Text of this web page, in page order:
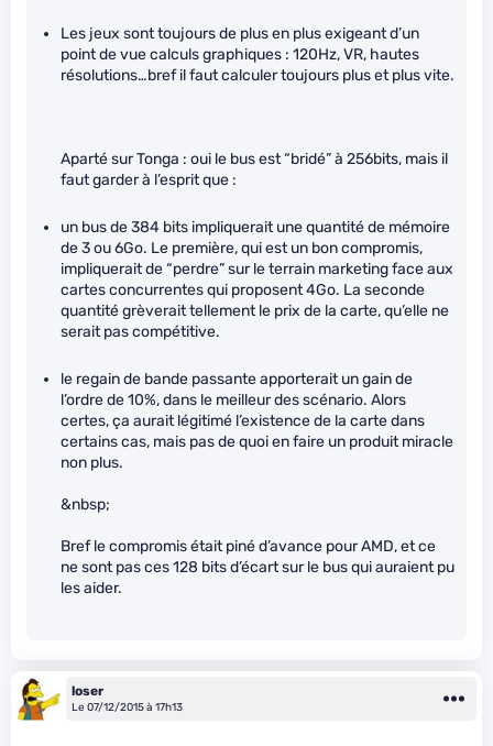
Les jeux sont toujours de plus en plus exigeant d’un
point de vue calculs graphiques : 120Hz, VR, hautes
résolutions…bref il faut calculer toujours plus et plus vite.
Aparté sur Tonga : oui le bus est “bridé” à 256bits, mais il
faut garder à l’esprit que :
un bus de 384 bits impliquerait une quantité de mémoire
de 3 ou 6Go. Le première, qui est un bon compromis,
impliquerait de “perdre” sur le terrain marketing face aux
cartes concurrentes qui proposent 4Go. La seconde
quantité grèverait tellement le prix de la carte, qu’elle ne
serait pas compétitive.
le regain de bande passante apporterait un gain de
l’ordre de 10%, dans le meilleur des scénario. Alors
certes, ça aurait légitimé l’existence de la carte dans
certains cas, mais pas de quoi en faire un produit miracle
non plus.
&nbsp;
Bref le compromis était piné d’avance pour AMD, et ce
ne sont pas ces 128 bits d’écart sur le bus qui auraient pu
les aider.
loser
Le 07/12/2015 à 17h13